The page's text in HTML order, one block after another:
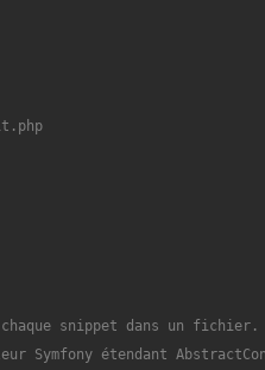
snippet dans un fichier.
Symfony étendant